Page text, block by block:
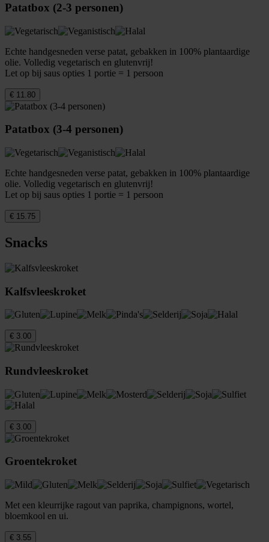
Patatbox (2-3 personen)
Echte handgesneden verse patat, gebakken in 100% plantaardige
olie. Volledig vegetarisch en glutenvrij!
Let op bij saus opties 1 portie = 1 persoon
€ 11.80
Patatbox (3-4 personen)
Echte handgesneden verse patat, gebakken in 100% plantaardige
olie. Volledig vegetarisch en glutenvrij!
Let op bij saus opties 1 portie = 1 persoon
€ 15.75
Snacks
Kalfsvleeskroket
€ 3.00
Rundvleeskroket
€ 3.00
Groentekroket
Met een kleurrijke ragout van paprika, champignons, wortel,
bloemkool en ui.
€ 3.55